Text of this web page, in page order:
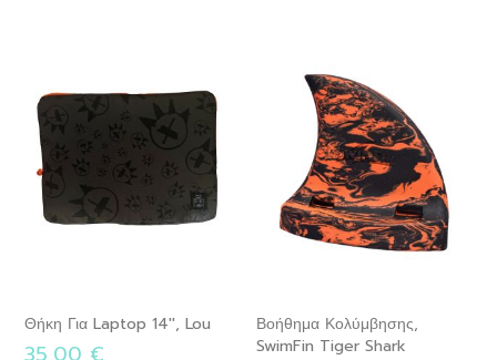
Θήκη Για Laptop 14'', Lou
Βοήθημα Κολύμβησης,
SwimFin Tiger Shark